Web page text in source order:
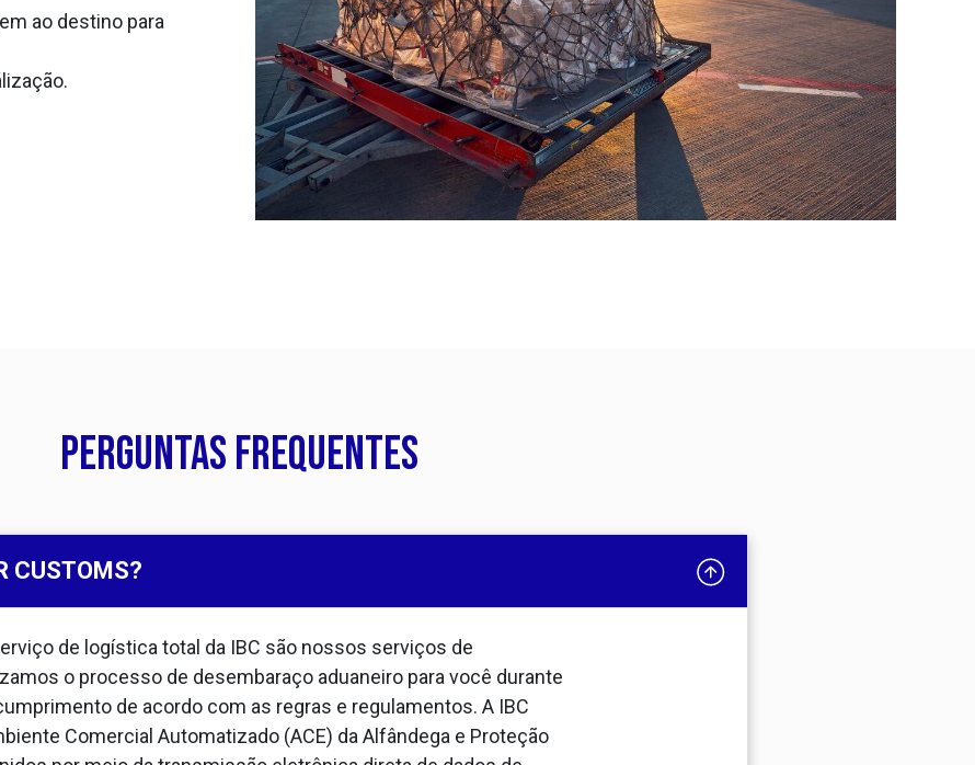
ao destino para
Perguntas frequentes
CUSTOMS?
de logística total da IBC são nossos serviços de
o processo de desembaraço aduaneiro para você durante
de acordo com as regras e regulamentos. A IBC
Comercial Automatizado (ACE) da Alfândega e Proteção